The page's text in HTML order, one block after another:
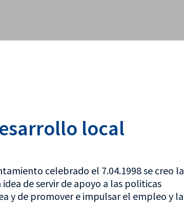
local
celebrado el 7.04.1998 se creo la
de servir de apoyo a las politicas
y de promover e impulsar el empleo y la